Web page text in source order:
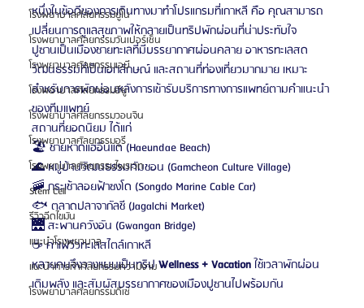
โรงพยาบาลศัลยกรรมยูโน
โรงพยาบาลศัลยกรรมวันเปอร์เซ็น
โรงพยาบาลศัลยกรรมเอบี
โรงพยาบาลศัลยกรรมอียู
โรงพยาบาลศัลยกรรมวอนจิน
โรงพยาบาลศัลยกรรมอูรี
โรงพยาบาลศัลยกรรมไพรเวท
Stem Cell
รีวิวฉีดไขมัน
แนะนำโรงพยาบาล
แนะนำการทำศัลยกรรมความงาม
โรงพยาบาลศัลยกรรมดีเซ่
หนึ่งในข้อดีของการเดินทางมาทำโปรแกรมที่เกาหลี คือ คุณสามารถ
เปลี่ยนการดูแลสุขภาพให้กลายเป็นทริปพักผ่อนที่น่าประทับใจ
ปูซานเป็นเมืองชายทะเลที่มีบรรยากาศผ่อนคลาย อาหารทะเลสด
วัฒนธรรมที่เป็นเอกลักษณ์ และสถานที่ท่องเที่ยวมากมาย เหมาะ
สำหรับการพักผ่อนหลังการเข้ารับบริการทางการแพทย์ตามคำแนะนำ
ของทีมแพทย์
สถานที่ยอดนิยม ได้แก่
🏖️ ชายหาดแฮอึนแด (Haeundae Beach)
🌊 หมู่บ้านวัฒนธรรมคัมชอน (Gamcheon Culture Village)
🚠 กระเช้าลอยฟ้าซงโด (Songdo Marine Cable Car)
🐟 ตลาดปลาจากัลชี (Jagalchi Market)
🌉 สะพานควังอัน (Gwangan Bridge)
☕ คาเฟ่วิวทะเลสไตล์เกาหลี
หลายคนจึงวางแผนเป็นทริป Wellness + Vacation ใช้เวลาพักผ่อน
เติมพลัง และสัมผัสบรรยากาศของเมืองปูซานไปพร้อมกัน